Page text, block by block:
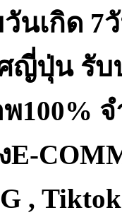
นเกิด 7
ญี่ปุ่น รับ
100%
E-
,